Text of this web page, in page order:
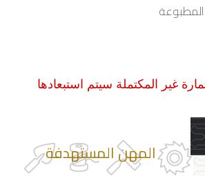
المهن المستهدفة